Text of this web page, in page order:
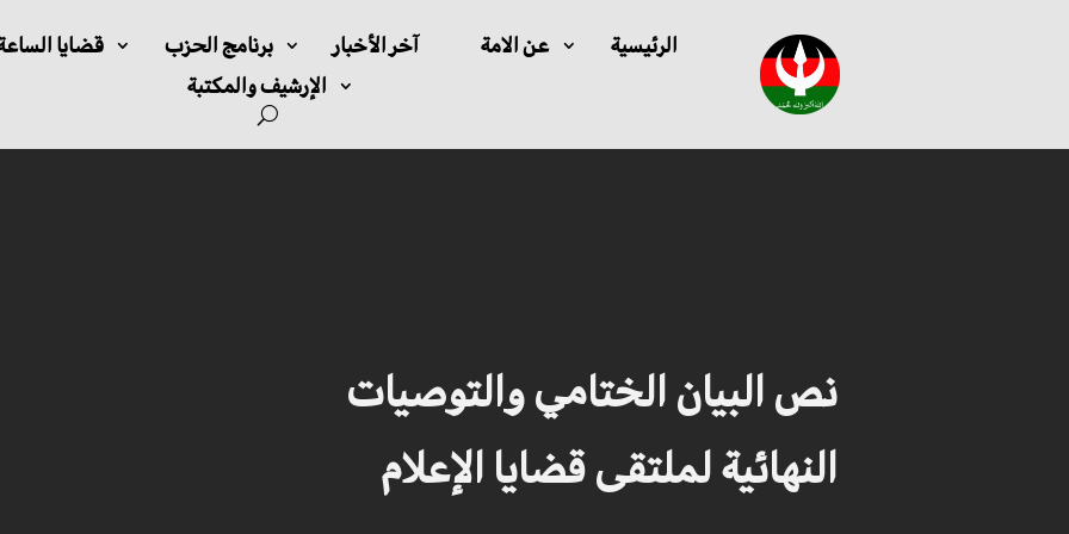
الرئيسية عن الامة آخر الأخبار برنامج الحزب قضايا
الإرشيف والمكتبة
نص البيان الختامي والتوصيات
النهائية لملتقى قضايا الإعلام